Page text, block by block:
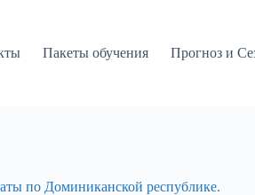
Пакеты обучения Прогноз и
по Доминиканской республике.